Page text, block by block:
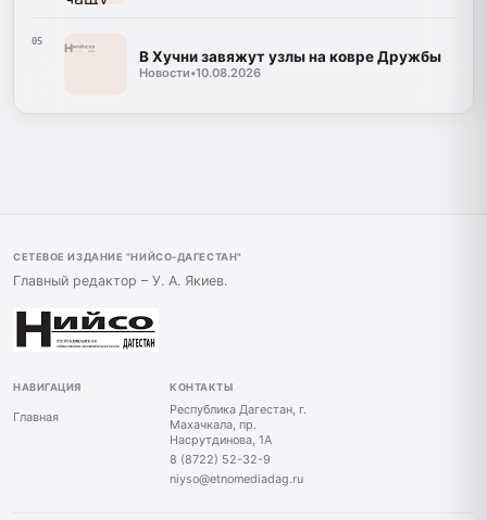
05
В Хучни завяжут узлы на ковре Дружбы
Новости•10.08.2026
СЕТЕВОЕ ИЗДАНИЕ "НИЙСО-ДАГЕСТАН"
Главный редактор – У. А. Якиев.
НАВИГАЦИЯ
Главная
КОНТАКТЫ
Республика Дагестан, г.
Махачкала, пр.
Насрутдинова, 1А
8 (8722) 52-32-9
niyso@etnomediadag.ru